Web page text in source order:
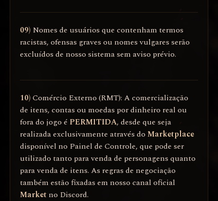
09) Nomes de usuários que contenham termos
racistas, ofensas graves ou nomes vulgares serão
excluídos de nosso sistema sem aviso prévio.
10) Comércio Externo (RMT): A comercialização
de itens, contas ou moedas por dinheiro real ou
fora do jogo é PERMITIDA, desde que seja
realizada exclusivamente através do Marketplace
disponível no Painel de Controle, que pode ser
utilizado tanto para venda de personagens quanto
para venda de itens. As regras de negociação
também estão fixadas em nosso canal oficial
Market no Discord.